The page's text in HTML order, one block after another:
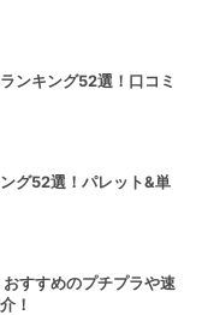
ンキング52選！口コミ
グ52選！パレット&単
すすめのプチプラや速
！